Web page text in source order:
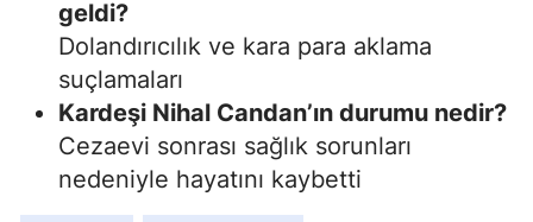
geldi?
Dolandırıcılık ve kara para aklama
suçlamaları
Kardeşi Nihal Candan’ın durumu nedir?
Cezaevi sonrası sağlık sorunları
nedeniyle hayatını kaybetti